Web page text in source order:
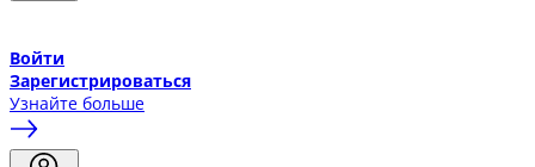
Войти
Зарегистрироваться
Узнайте больше